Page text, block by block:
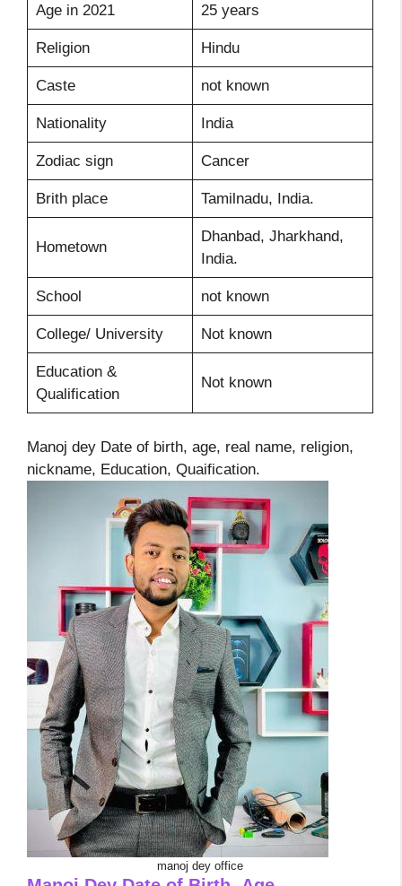
Age in 2021 25 years
Religion Hindu
Caste not known
Nationality India
Zodiac sign Cancer
Brith place Tamilnadu, India.
Hometown
Dhanbad, Jharkhand,
India.
School not known
College/ University Not known
Education &
Qualification
Not known
Manoj dey Date of birth, age, real name, religion,
nickname, Education, Quaification.
manoj dey office